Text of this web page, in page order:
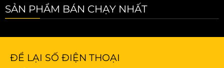
SẢN PHẨM BÁN CHẠY NHẤT
ĐỂ LẠI SỐ ĐIỆN THOẠI